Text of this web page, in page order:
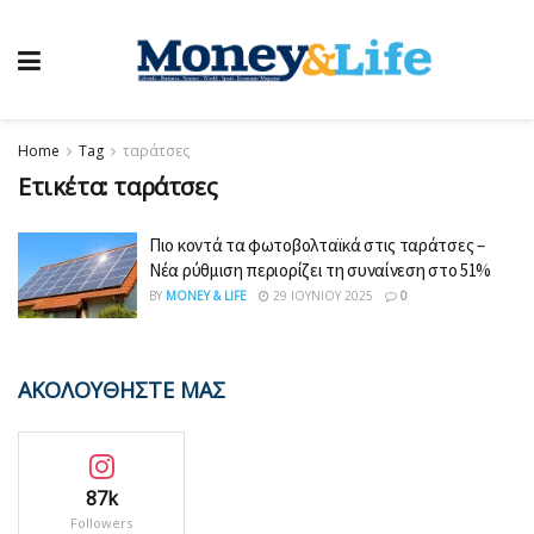
Home Tag ταράτσες
Ετικέτα: ταράτσες
Πιο κοντά τα φωτοβολταϊκά στις ταράτσες –
Νέα ρύθμιση περιορίζει τη συναίνεση στο 51%
BY MONEY & LIFE 29 ΙΟΥΝΊΟΥ 2025 0
ΑΚΟΛΟΥΘΗΣΤΕ ΜΑΣ
87k
Followers